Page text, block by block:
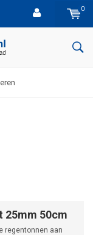
0
25mm 50cm
regentonnen aan